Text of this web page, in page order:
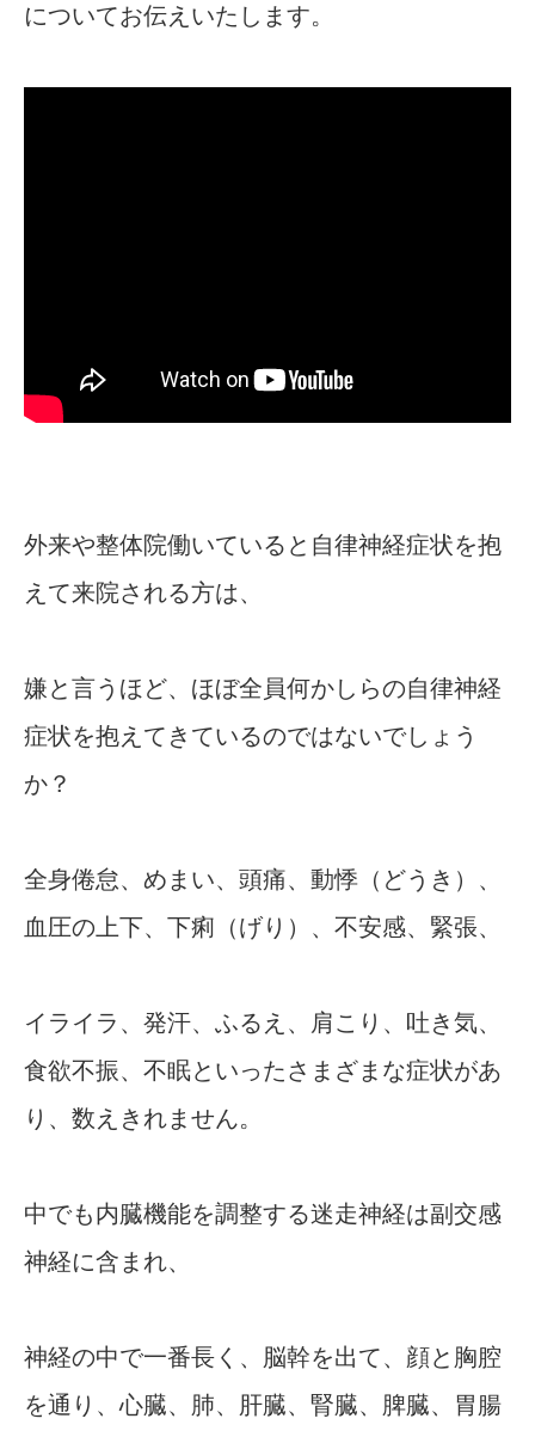
についてお伝えいたします。
外来や整体院働いていると自律神経症状を抱
えて来院される方は、
嫌と言うほど、ほぼ全員何かしらの自律神経
症状を抱えてきているのではないでしょう
か？
全身倦怠、めまい、頭痛、動悸（どうき）、
血圧の上下、下痢（げり）、不安感、緊張、
イライラ、発汗、ふるえ、肩こり、吐き気、
食欲不振、不眠といったさまざまな症状があ
り、数えきれません。
中でも内臓機能を調整する迷走神経は副交感
神経に含まれ、
神経の中で一番長く、脳幹を出て、顔と胸腔
を通り、心臓、肺、肝臓、腎臓、脾臓、胃腸